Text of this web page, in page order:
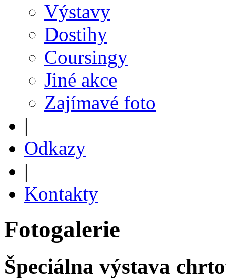
Výstavy
Dostihy
Coursingy
Jiné akce
Zajímavé foto
|
Odkazy
|
Kontakty
Fotogalerie
Špeciálna výstava